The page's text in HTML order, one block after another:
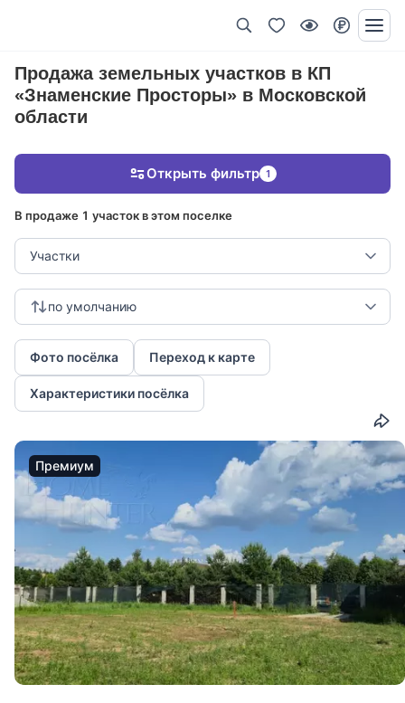
Продажа земельных участков в КП
«Знаменские Просторы» в Московской
области
В продаже 1 участок в этом поселке
Участки
по умолчанию
Фото посёлка Переход к карте
Характеристики посёлка
Открыть фильтр 1
Премиум